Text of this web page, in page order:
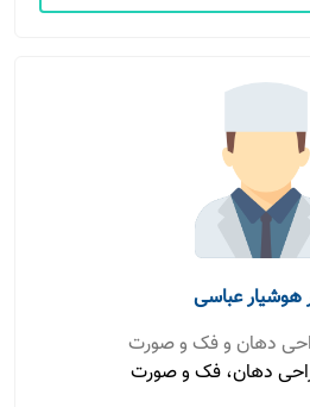
هوشیار عباسی
دهان و فک و صورت
دهان، فک و صورت